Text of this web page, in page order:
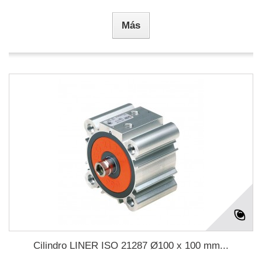
Más
Cilindro LINER ISO 21287 Ø100 x 100 mm...